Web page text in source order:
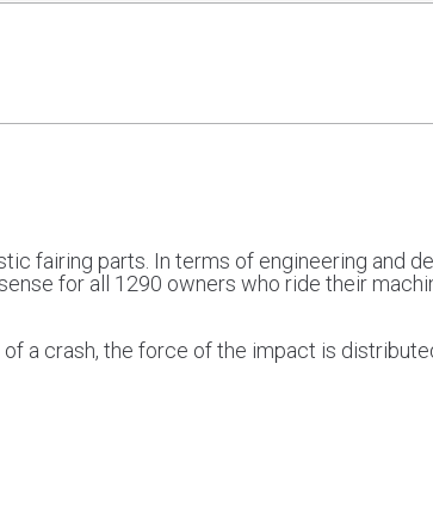
fairing parts. In terms of engineering and
for all 1290 owners who ride their
a crash, the force of the impact is